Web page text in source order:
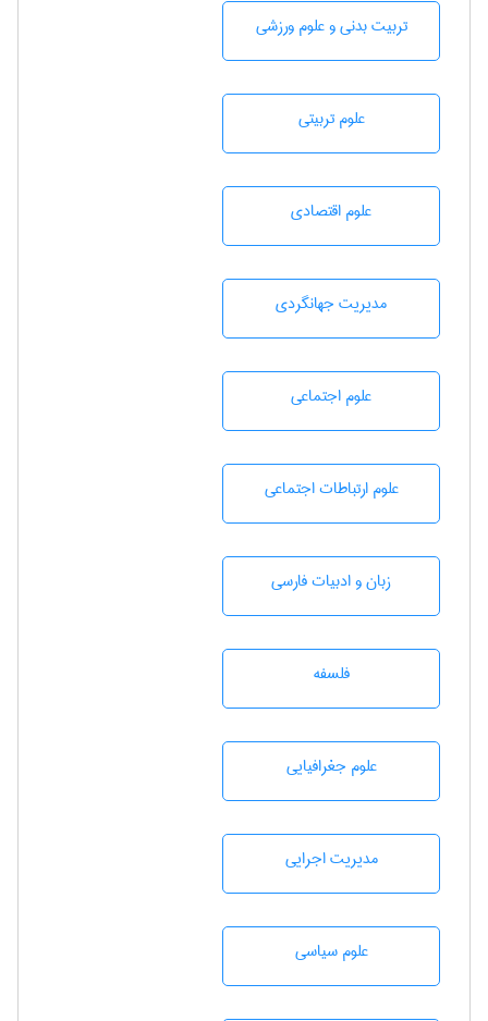
تربيت بدنی و علوم ورزشی
علوم تربيتی
علوم اقتصادی
مديريت جهانگردی
علوم اجتماعی
علوم ارتباطات اجتماعی
زبان و ادبيات فارسی
فلسفه
علوم جغرافيايی
مديريت اجرايی
علوم سياسی